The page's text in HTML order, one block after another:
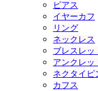
ピアス
イヤーカフ
リング
ネックレス
ブレスレッ
アンクレッ
ネクタイピ
カフス